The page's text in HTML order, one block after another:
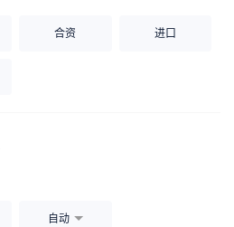
合资 进口
自动